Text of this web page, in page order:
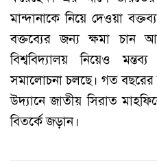
মান্দানাকে নিয়ে দেওয়া
বক্তব্যের জন্য ক্ষমা চান
বিশ্ববিদ্যালয় নিয়েও
সমালোচনা চলছে। গত বছরের
উদ্যানে জাতীয় সিরাত
বিতর্কে জড়ান।